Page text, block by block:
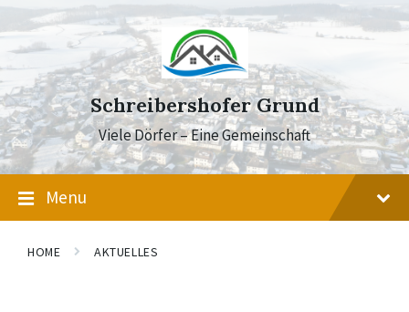
content
main
navigation
footer
Schreibershofer Grund
Viele Dörfer – Eine Gemeinschaft
Menu
HOME AKTUELLES